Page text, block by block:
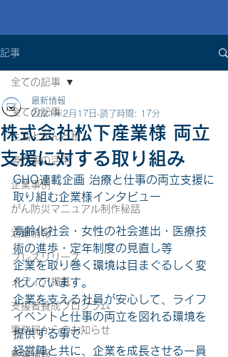
記事
全ての記事
生活とがんと私
専門家の活用
企業事例
がん防災マニュアル制作秘話
活動情報
プレスリリース
メディア掲載
支援者養成プログラム
事務局からのお知らせ
新着情報
全ての記事
株式会社松下産業様 両立
支援に対する取り組み
最新情報
2021年2月17日 読了時間: 17分
GHO連載企画 治療と仕事の両立支援に
取り組む企業様インタビュー
高齢化社会・女性の社会進出・医療技
術の進歩・定年制度の見直し等
企業を取り巻く環境は目まぐるしく変
化しています。
企業を支える社員が安心して、ライフ
イベントと仕事の両立を図れる環境を
提供する事で
経営陣と共に、企業を成長させる一員